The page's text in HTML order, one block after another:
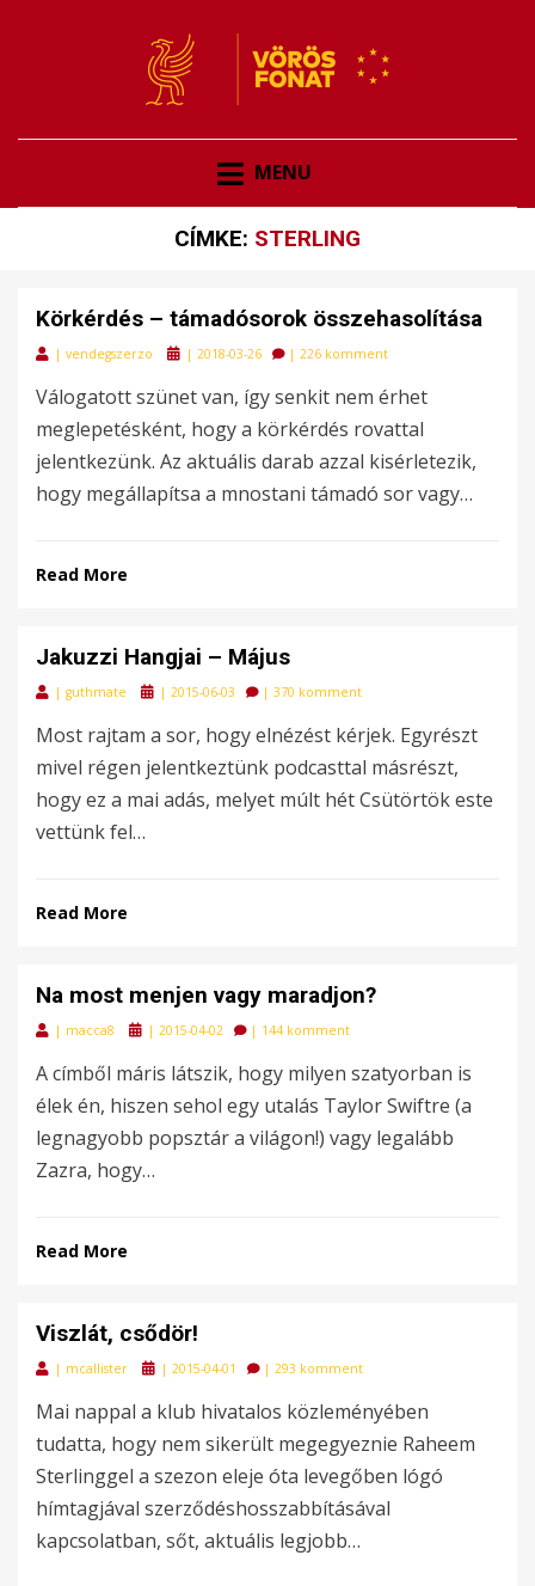
VÖRÖS FONAT
MENU
CÍMKE: STERLING
Körkérdés – támadósorok összehasolítása
| vendegszerzo
Posted
| 2018-03-26 | 226 komment
Válogatott szünet van, így senkit nem érhet
meglepetésként, hogy a körkérdés rovattal
jelentkezünk. Az aktuális darab azzal kisérletezik,
hogy megállapítsa a mnostani támadó sor vagy…
Read More
Jakuzzi Hangjai – Május
| guthmate
Posted
| 2015-06-03 | 370 komment
Most rajtam a sor, hogy elnézést kérjek. Egyrészt
mivel régen jelentkeztünk podcasttal másrészt,
hogy ez a mai adás, melyet múlt hét Csütörtök este
vettünk fel…
Read More
Na most menjen vagy maradjon?
| macca8
Posted
| 2015-04-02 | 144 komment
A címből máris látszik, hogy milyen szatyorban is
élek én, hiszen sehol egy utalás Taylor Swiftre (a
legnagyobb popsztár a világon!) vagy legalább
Zazra, hogy…
Read More
Viszlát, csődör!
| mcallister
Posted
| 2015-04-01 | 293 komment
Mai nappal a klub hivatalos közleményében
tudatta, hogy nem sikerült megegyeznie Raheem
Sterlinggel a szezon eleje óta levegőben lógó
hímtagjával szerződéshosszabbításával
kapcsolatban, sőt, aktuális legjobb…